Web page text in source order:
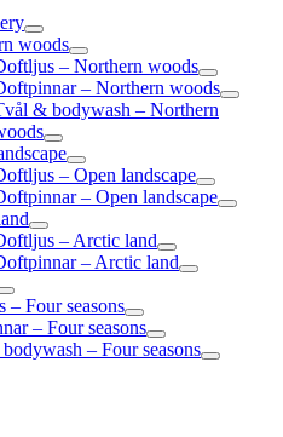
woods
– Northern woods
– Northern woods
& bodywash – Northern
– Open landscape
– Open landscape
– Arctic land
– Arctic land
– Four seasons
– Four seasons
– Four seasons